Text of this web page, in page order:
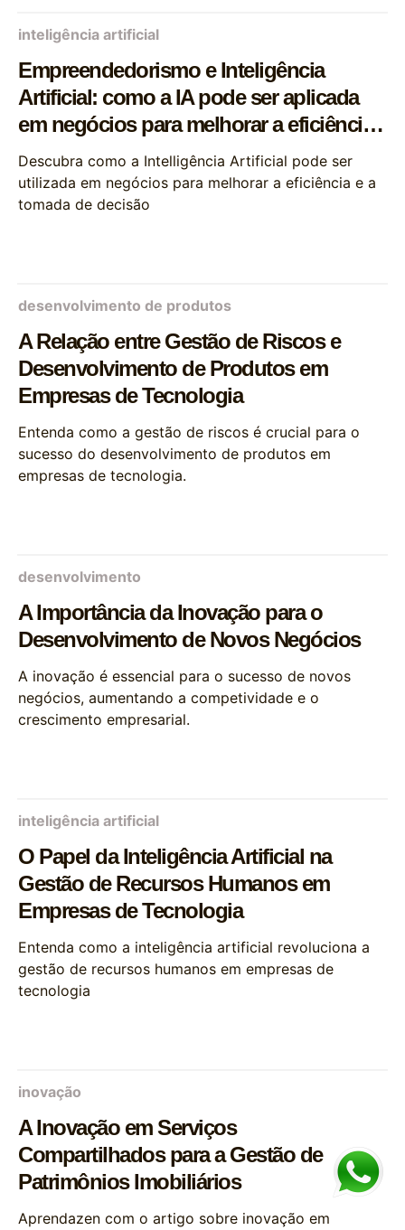
inteligência artificial
Empreendedorismo e Inteligência
Artificial: como a IA pode ser aplicada
em negócios para melhorar a eficiência
e a tomada de decisão
Descubra como a Intelligência Artificial pode ser
utilizada em negócios para melhorar a eficiência e a
tomada de decisão
desenvolvimento de produtos
A Relação entre Gestão de Riscos e
Desenvolvimento de Produtos em
Empresas de Tecnologia
Entenda como a gestão de riscos é crucial para o
sucesso do desenvolvimento de produtos em
empresas de tecnologia.
desenvolvimento
A Importância da Inovação para o
Desenvolvimento de Novos Negócios
A inovação é essencial para o sucesso de novos
negócios, aumentando a competividade e o
crescimento empresarial.
inteligência artificial
O Papel da Inteligência Artificial na
Gestão de Recursos Humanos em
Empresas de Tecnologia
Entenda como a inteligência artificial revoluciona a
gestão de recursos humanos em empresas de
tecnologia
inovação
A Inovação em Serviços
Compartilhados para a Gestão de
Patrimônios Imobiliários
Aprendazen com o artigo sobre inovação em